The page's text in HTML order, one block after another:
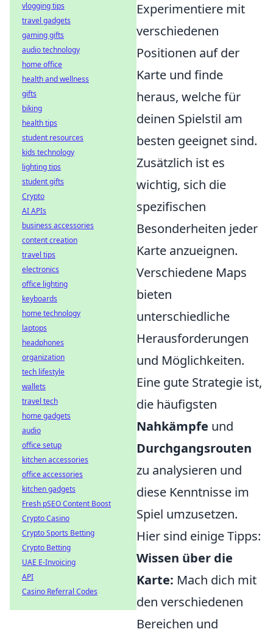
Experimentiere mit
verschiedenen
Positionen auf der
Karte und finde
heraus, welche für
deinen Spielstil am
besten geeignet sind.
Zusätzlich ist es
wichtig, sich die
spezifischen
Besonderheiten jeder
Karte anzueignen.
Verschiedene Maps
bieten
unterschiedliche
Herausforderungen
und Möglichkeiten.
Eine gute Strategie ist,
die häufigsten
Nahkämpfe und
Durchgangsrouten
zu analysieren und
diese Kenntnisse im
Spiel umzusetzen.
Hier sind einige Tipps:
Wissen über die
Karte: Mach dich mit
den verschiedenen
Bereichen und
vlogging tips
travel gadgets
gaming gifts
audio technology
home office
health and wellness
gifts
biking
health tips
student resources
kids technology
lighting tips
student gifts
Crypto
AI APIs
business accessories
content creation
travel tips
electronics
office lighting
keyboards
home technology
laptops
headphones
organization
tech lifestyle
wallets
travel tech
home gadgets
audio
office setup
kitchen accessories
office accessories
kitchen gadgets
Fresh pSEO Content Boost
Crypto Casino
Crypto Sports Betting
Crypto Betting
UAE E-Invoicing
API
Casino Referral Codes